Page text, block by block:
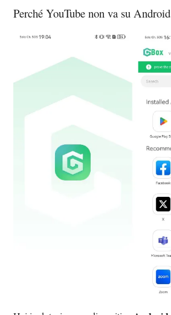
Perché YouTube non va su Android